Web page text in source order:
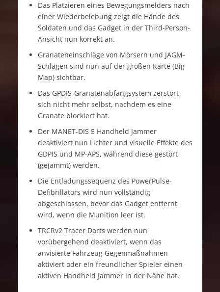
Das Platzieren eines Bewegungsmelders nach
einer Wiederbelebung zeigt die Hände des
Soldaten und das Gadget in der Third-Person-
Ansicht nun korrekt an.
Granateneinschläge von Mörsern und JAGM-
Schlägen sind nun auf der großen Karte (Big
Map) sichtbar.
Das GPDIS-Granatenabfangsystem zerstört
sich nicht mehr selbst, nachdem es eine
Granate blockiert hat.
Der MANET-DIS 5 Handheld Jammer
deaktiviert nun Lichter und visuelle Effekte des
GDPIS und MP-APS, während diese gestört
(gejammt) werden.
Die Entladungssequenz des PowerPulse-
Defibrillators wird nun vollständig
abgeschlossen, bevor das Gadget entfernt
wird, wenn die Munition leer ist.
TRCRv2 Tracer Darts werden nun
vorübergehend deaktiviert, wenn das
anvisierte Fahrzeug Gegenmaßnahmen
aktiviert oder ein freundlicher Spieler einen
aktiven Handheld Jammer in der Nähe hat.